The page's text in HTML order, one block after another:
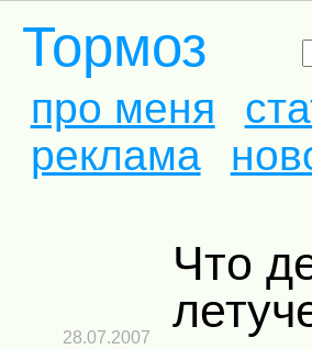
Тормоз
про меня
реклама
Что делать с
28.07.2007